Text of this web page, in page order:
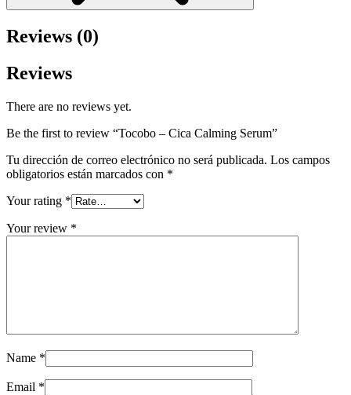
Reviews (0)
Reviews
There are no reviews yet.
Be the first to review “Tocobo – Cica Calming Serum”
Tu dirección de correo electrónico no será publicada. Los campos
obligatorios están marcados con *
Your rating *
Your review *
Name *
Email *